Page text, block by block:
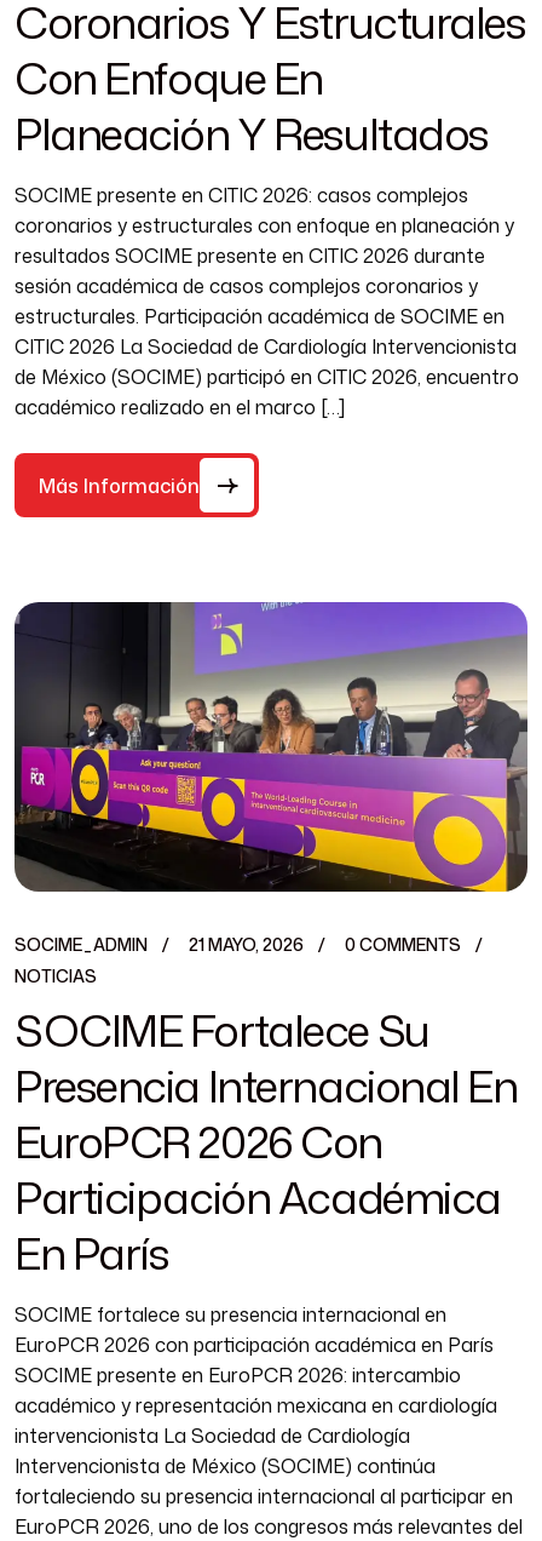
Coronarios Y Estructurales
Con Enfoque En
Planeación Y Resultados
SOCIME presente en CITIC 2026: casos complejos
coronarios y estructurales con enfoque en planeación y
resultados SOCIME presente en CITIC 2026 durante
sesión académica de casos complejos coronarios y
estructurales. Participación académica de SOCIME en
CITIC 2026 La Sociedad de Cardiología Intervencionista
de México (SOCIME) participó en CITIC 2026, encuentro
académico realizado en el marco […]
Más Información
SOCIME_ADMIN 21 MAYO, 2026
0 COMMENTS
NOTICIAS
SOCIME Fortalece Su
Presencia Internacional En
EuroPCR 2026 Con
Participación Académica
En París
SOCIME fortalece su presencia internacional en
EuroPCR 2026 con participación académica en París
SOCIME presente en EuroPCR 2026: intercambio
académico y representación mexicana en cardiología
intervencionista La Sociedad de Cardiología
Intervencionista de México (SOCIME) continúa
fortaleciendo su presencia internacional al participar en
EuroPCR 2026, uno de los congresos más relevantes del